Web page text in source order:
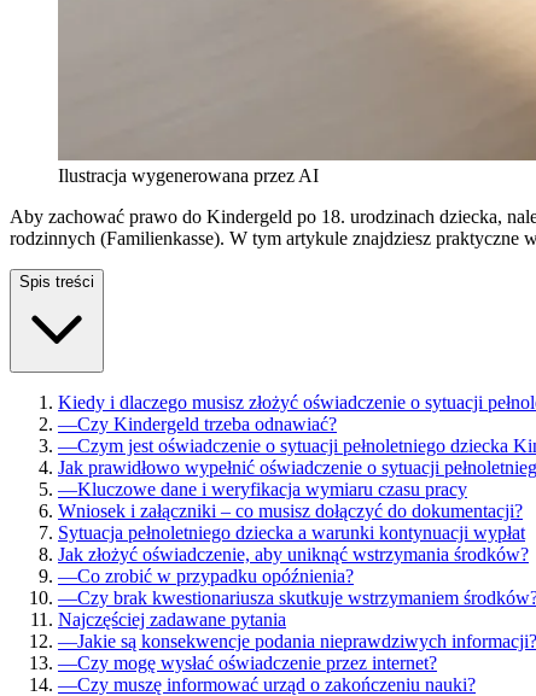
Ilustracja wygenerowana przez AI
Aby zachować prawo do Kindergeld po 18. urodzinach dziecka,
rodzinnych (Familienkasse). W tym artykule znajdziesz praktyczne
Spis treści
Kiedy i dlaczego musisz złożyć oświadczenie o sytuacji
—Czy Kindergeld trzeba odnawiać?
—Czym jest oświadczenie o sytuacji pełnoletniego dziecka
Jak prawidłowo wypełnić oświadczenie o sytuacji
—Kluczowe dane i weryfikacja wymiaru czasu pracy
Wniosek i załączniki – co musisz dołączyć do dokumentacji?
Sytuacja pełnoletniego dziecka a warunki kontynuacji wypłat
Jak złożyć oświadczenie, aby uniknąć wstrzymania środków?
—Co zrobić w przypadku opóźnienia?
—Czy brak kwestionariusza skutkuje wstrzymaniem
Najczęściej zadawane pytania
—Jakie są konsekwencje podania nieprawdziwych informacji?
—Czy mogę wysłać oświadczenie przez internet?
—Czy muszę informować urząd o zakończeniu nauki?